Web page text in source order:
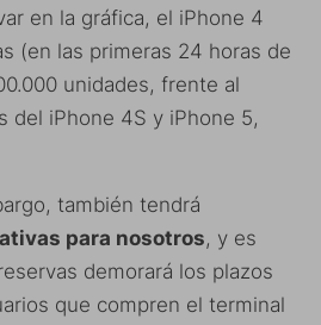
en la gráfica, el iPhone 4
(en las primeras 24 horas de
unidades, frente al
del iPhone 4S y iPhone 5,
también tendrá
para nosotros, y es
demorará los plazos
que compren el terminal